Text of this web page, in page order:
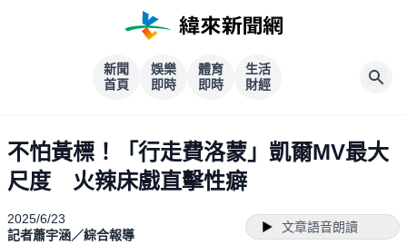
新聞
首頁
娛樂
即時
體育
即時
生活
財經
不怕黃標！「行走費洛蒙」凱爾MV最大
尺度 火辣床戲直擊性癖
2025/6/23
記者蕭宇涵／綜合報導
文章語音朗讀